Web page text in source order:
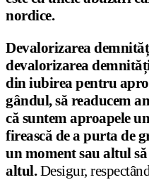
nordice.
Devalorizarea
devalorizarea
din iubirea pentru
gândul, să readucem
că suntem aproapele
firească de a purta de
un moment sau altul
altul.Desigur,